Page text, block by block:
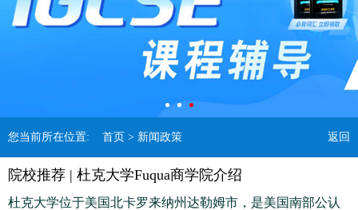
您当前所在位置: 首页 > 新闻政策 返回
院校推荐 | 杜克大学Fuqua商学院介绍
杜克大学位于美国北卡罗来纳州达勒姆市，是美国南部公认